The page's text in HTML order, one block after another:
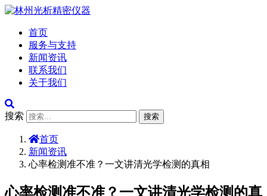
首页
服务与支持
新闻资讯
联系我们
关于我们
搜索 搜索
首页
新闻资讯
心率检测准不准？一文讲清光学检测的真相
心率检测准不准？一文讲清光学检测的真